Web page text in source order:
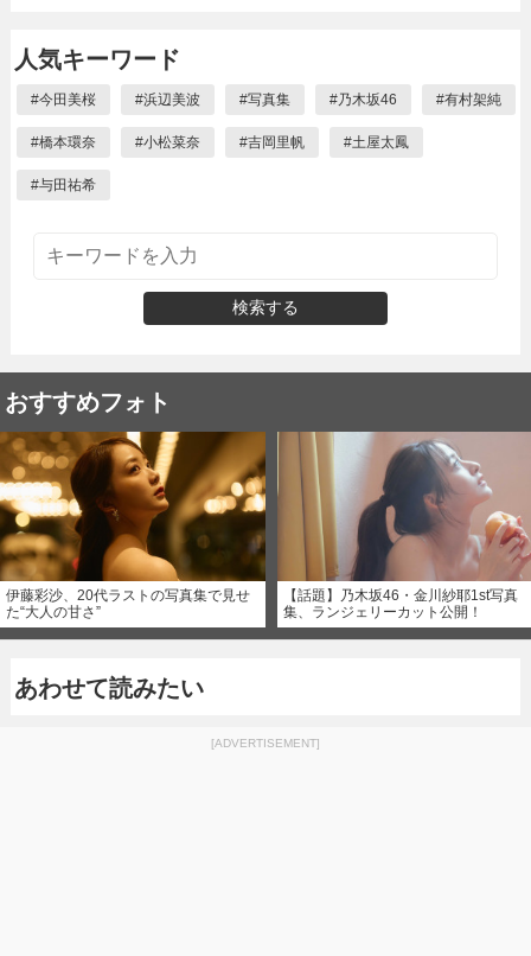
人気キーワード
#今田美桜 #浜辺美波 #写真集 #乃木坂46 #有村架純
#橋本環奈 #小松菜奈 #吉岡里帆 #土屋太鳳
#与田祐希
検索する
おすすめフォト
伊藤彩沙、20代ラストの写真集で見せ
た“大人の甘さ”
【話題】乃木坂46・金川紗耶1st写真
集、ランジェリーカット公開！
あわせて読みたい
[ADVERTISEMENT]